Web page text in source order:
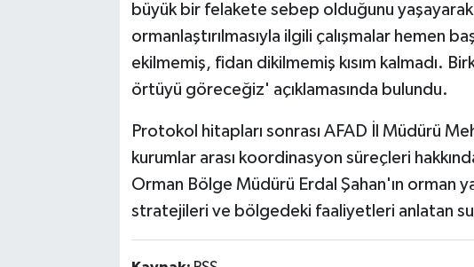
büyük bir felakete sebep olduğunu
ormanlaştırılmasıyla ilgili çalışmalar hemen
ekilmemiş, fidan dikilmemiş kısım kalmadı.
örtüyü göreceğiz' açıklamasında bulundu.
Protokol hitapları sonrası AFAD İl Müdürü
kurumlar arası koordinasyon süreçleri
Orman Bölge Müdürü Erdal Şahan'ın orman
stratejileri ve bölgedeki faaliyetleri anlatan